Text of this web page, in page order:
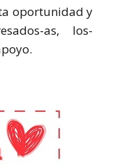
oportunidad y
as, los-